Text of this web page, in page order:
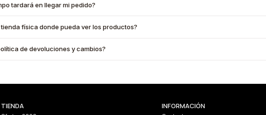
tardará en llegar mi pedido?
tienda física donde pueda ver los productos?
de devoluciones y cambios?
TIENDA INFORMACIÓN